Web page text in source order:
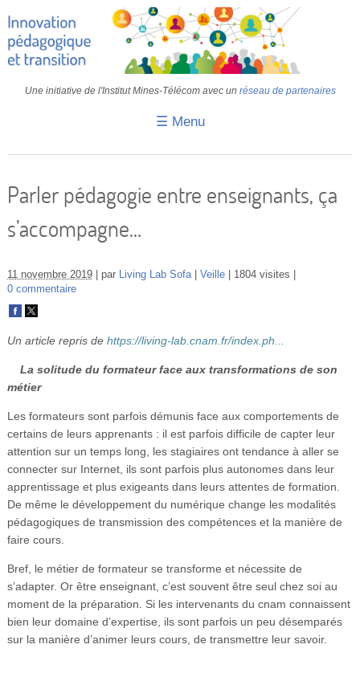
Une initiative de l'Institut Mines-Télécom avec un réseau de partenaires
☰ Menu
Retours d’expériences
IA
Colloques
Vidéos
Se connecter
Parler pédagogie entre enseignants, ça
s’accompagne…
11 novembre 2019 par Living Lab Sofa Veille
1804 visites
0 commentaire
Un article repris de https://living-lab.cnam.fr/index.ph...
La solitude du formateur face aux transformations de son
métier
Les formateurs sont parfois démunis face aux comportements de
certains de leurs apprenants : il est parfois difficile de capter leur
attention sur un temps long, les stagiaires ont tendance à aller se
connecter sur Internet, ils sont parfois plus autonomes dans leur
apprentissage et plus exigeants dans leurs attentes de formation.
De même le développement du numérique change les modalités
pédagogiques de transmission des compétences et la manière de
faire cours.
Bref, le métier de formateur se transforme et nécessite de
s’adapter. Or être enseignant, c’est souvent être seul chez soi au
moment de la préparation. Si les intervenants du cnam connaissent
bien leur domaine d’expertise, ils sont parfois un peu désemparés
sur la manière d’animer leurs cours, de transmettre leur savoir.